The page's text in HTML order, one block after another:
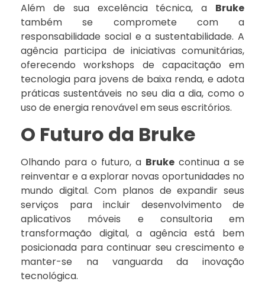
Além de sua excelência técnica, a Bruke
também se compromete com a
responsabilidade social e a sustentabilidade. A
agência participa de iniciativas comunitárias,
oferecendo workshops de capacitação em
tecnologia para jovens de baixa renda, e adota
práticas sustentáveis no seu dia a dia, como o
uso de energia renovável em seus escritórios.
O Futuro da Bruke
Olhando para o futuro, a Bruke continua a se
reinventar e a explorar novas oportunidades no
mundo digital. Com planos de expandir seus
serviços para incluir desenvolvimento de
aplicativos móveis e consultoria em
transformação digital, a agência está bem
posicionada para continuar seu crescimento e
manter-se na vanguarda da inovação
tecnológica.